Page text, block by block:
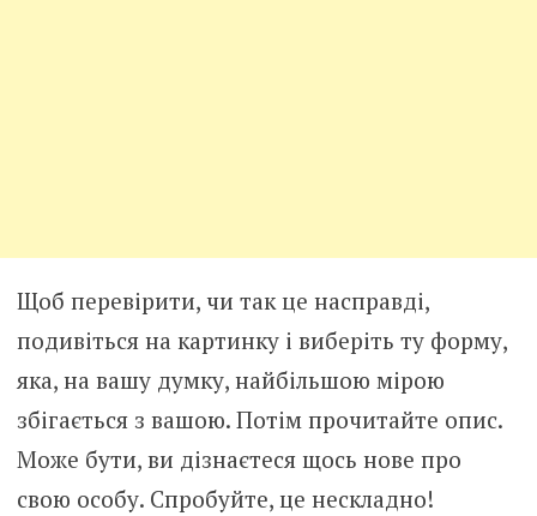
Щоб перевірити, чи так це насправді,
подивіться на картинку і виберіть ту форму,
яка, на вашу думку, найбільшою мірою
збігається з вашою. Потім прочитайте опис.
Може бути, ви дізнаєтеся щось нове про
свою особу. Спробуйте, це нескладно!